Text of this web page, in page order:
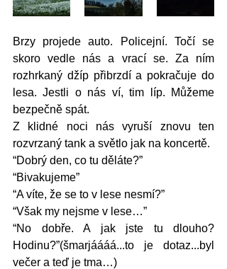
Brzy projede auto. Policejní. Točí se
skoro vedle nás a vrací se. Za ním
rozhrkaný džíp přibrzdí a pokračuje do
lesa. Jestli o nás ví, tim líp. Můžeme
bezpečně spát.
Z klidné noci nás vyruší znovu ten
rozvrzaný tank a světlo jak na koncertě.
“Dobrý den, co tu děláte?”
“Bivakujeme”
“A víte, že se to v lese nesmí?”
“Však my nejsme v lese…”
“No dobře. A jak jste tu dlouho?
Hodinu?”(šmarjáááá...to je dotaz...byl
večer a teď je tma…)